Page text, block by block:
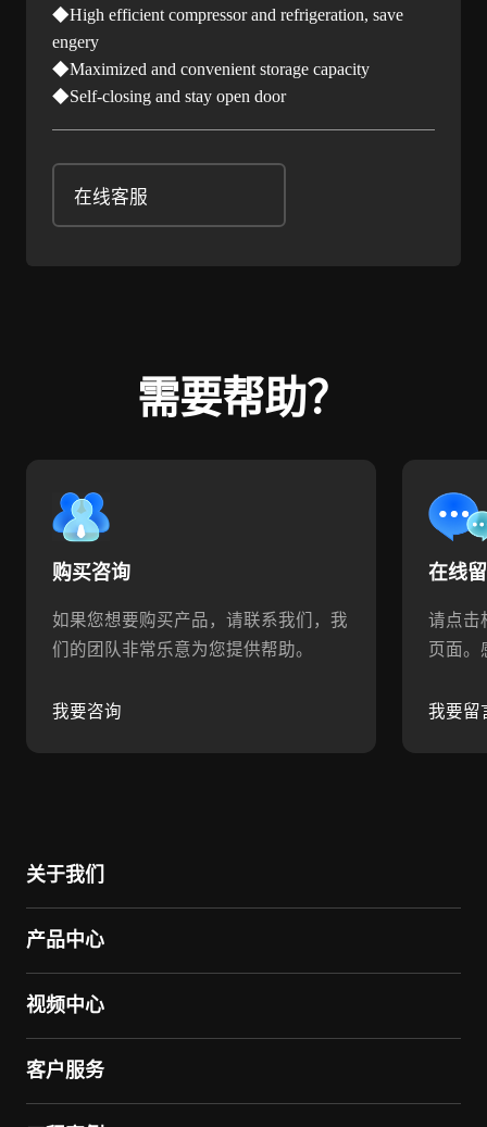
◆High efficient compressor and refrigeration, save
engery
◆Maximized and convenient storage capacity
◆Self-closing and stay open door
在线客服
需要帮助？
购买咨询
如果您想要购买产品，请联系我们，我
们的团队非常乐意为您提供帮助。
我要咨询
在线
请点击
页面。
我要留
关于我们
产品中心
视频中心
客户服务